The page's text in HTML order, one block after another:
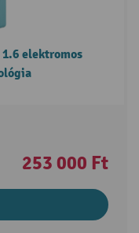
elektromos
253 000 Ft